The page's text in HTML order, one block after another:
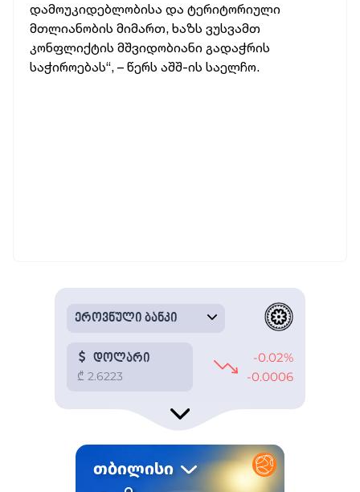
დამოუკიდებლობისა და ტერიტორიული
მთლიანობის მიმართ, ხაზს ვუსვამთ
კონფლიქტის მშვიდობიანი გადაჭრის
საჭიროებას“, – წერს აშშ-ის საელჩო.